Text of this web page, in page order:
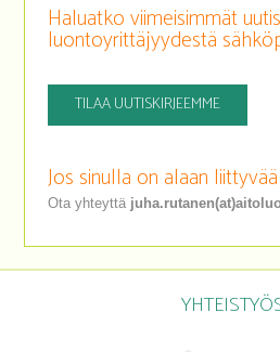
Haluatko viimeisimmät
luontoyrittäjyydestä
TILAA UUTISKIRJEEMME
Jos sinulla on alaan
Ota yhteyttä